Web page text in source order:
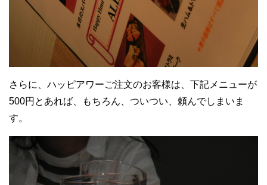
さらに、ハッピアワーご注文のお客様は、下記メニューが
500円とあれば、もちろん、ついつい、頼んでしまいま
す。